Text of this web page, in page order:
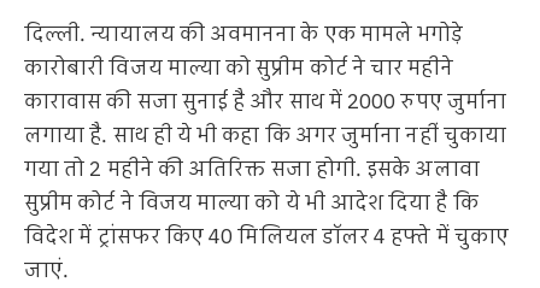
दिल्ली. न्यायालय की अवमानना के एक मामले भगोड़े
कारोबारी विजय माल्या को सुप्रीम कोर्ट ने चार महीने
कारावास की सजा सुनाई है और साथ में 2000 रुपए जुर्माना
लगाया है. साथ ही ये भी कहा कि अगर जुर्माना नहीं चुकाया
गया तो 2 महीने की अतिरिक्त सजा होगी. इसके अलावा
सुप्रीम कोर्ट ने विजय माल्या को ये भी आदेश दिया है कि
विदेश में ट्रांसफर किए 40 मिलियल डॉलर 4 हफ्ते में चुकाए
जाएं.